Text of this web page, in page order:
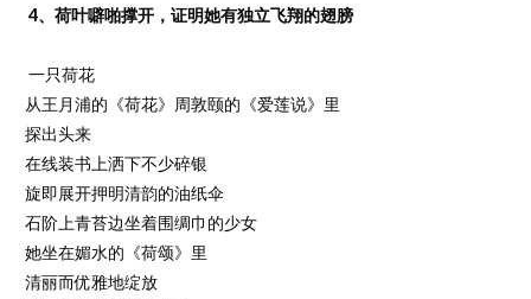
4、荷叶噼啪撑开，证明她有独立飞翔的翅膀
一只荷花
从王月浦的《荷花》周敦颐的《爱莲说》里
探出头来
在线装书上洒下不少碎银
旋即展开押明清韵的油纸伞
石阶上青苔边坐着围绸巾的少女
她坐在媚水的《荷颂》里
清丽而优雅地绽放